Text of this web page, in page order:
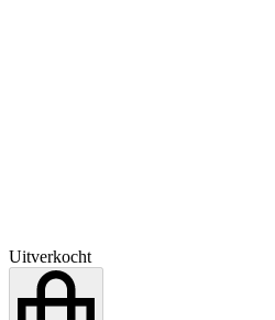
Uitverkocht